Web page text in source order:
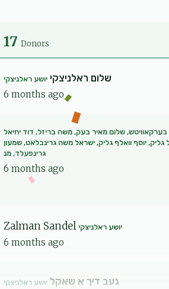
17 Donors
שלום ראלניצקי יושע ראלניצקי
6 months ago
שלום מאיר בעק, משה בריזל, דוד יחיאל
יוסף וואלף גליק, ישראל משה גרינבלאט, שמעון
גרינפעלד, מנ
6 months ago
Zalman Sandel יושע ראלניצקי
6 months ago
געב דיך א שאקל יושע ראלניצקי